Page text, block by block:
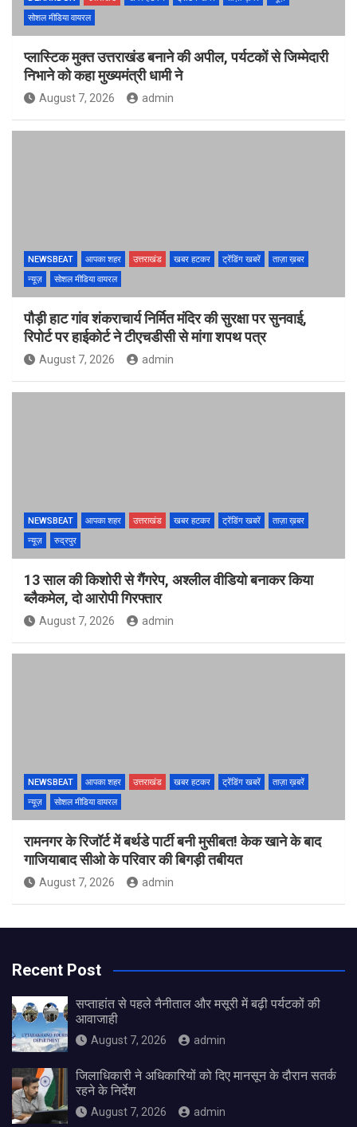
सोशल मीडिया वायरल
प्लास्टिक मुक्त उत्तराखंड बनाने की अपील, पर्यटकों से जिम्मेदारी
निभाने को कहा मुख्यमंत्री धामी ने
August 7, 2026 admin
NEWSBEAT आपका शहर उत्तराखंड खबर हटकर ट्रेंडिंग खबरें
ताज़ा ख़बर
न्यूज़
सोशल मीडिया वायरल
पौड़ी हाट गांव शंकराचार्य निर्मित मंदिर की सुरक्षा पर सुनवाई,
रिपोर्ट पर हाईकोर्ट ने टीएचडीसी से मांगा शपथ पत्र
August 7, 2026 admin
NEWSBEAT आपका शहर उत्तराखंड खबर हटकर ट्रेंडिंग खबरें
ताज़ा ख़बर
न्यूज़
रुद्रपुर
13 साल की किशोरी से गैंगरेप, अश्लील वीडियो बनाकर किया
ब्लैकमेल, दो आरोपी गिरफ्तार
August 7, 2026 admin
NEWSBEAT आपका शहर उत्तराखंड खबर हटकर ट्रेंडिंग खबरें
ताज़ा ख़बरें
न्यूज़
सोशल मीडिया वायरल
रामनगर के रिजॉर्ट में बर्थडे पार्टी बनी मुसीबत! केक खाने के बाद
गाजियाबाद सीओ के परिवार की बिगड़ी तबीयत
August 7, 2026 admin
Recent Post
सप्ताहांत से पहले नैनीताल और मसूरी में बढ़ी पर्यटकों की
आवाजाही
August 7, 2026 admin
जिलाधिकारी ने अधिकारियों को दिए मानसून के दौरान सतर्क
रहने के निर्देश
August 7, 2026 admin